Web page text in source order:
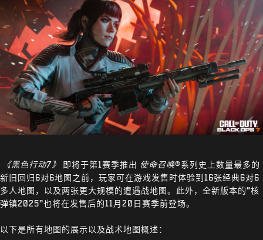
《黑色行动7》 即将于第1赛季推出 使命召唤®系列史上数量最多的
新旧回归6对6地图之前，玩家可在游戏发售时体验到16张经典6对6
多人地图，以及两张更大规模的遭遇战地图。此外，全新版本的“核
弹镇2025”也将在发售后的11月20日赛季前登场。
以下是所有地图的展示以及战术地图概述：